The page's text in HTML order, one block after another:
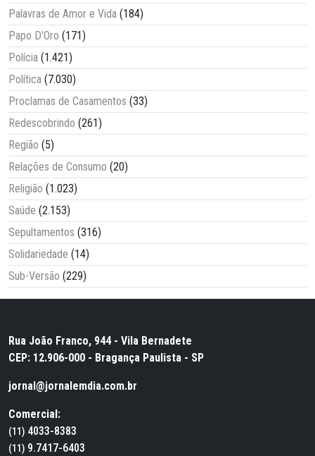
Palavras de Amor e Vida (184)
Papo D'Oro (171)
Polícia (1.421)
Política (7.030)
Proclamas de Casamentos (33)
Redescobrindo (261)
Região (5)
Relações de Consumo (20)
Religião (1.023)
Saúde (2.153)
Sepultamentos (316)
Solidariedade (14)
Sub-Versão (229)
Rua João Franco, 944 - Vila Bernadete
CEP: 12.906-000 - Bragança Paulista - SP
jornal@jornalemdia.com.br
Comercial:
(11) 4033-8383
(11) 9.7417-6403